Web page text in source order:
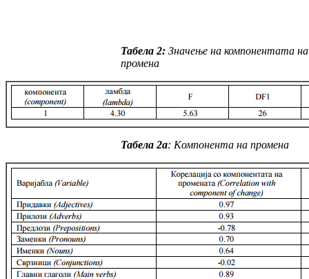
Табела 2: Значење на компонентата на
промена
Табела 2a: Kомпонента на промена